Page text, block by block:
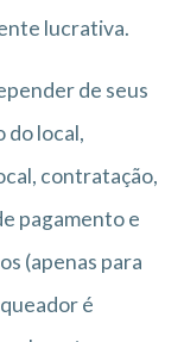
lucrativa.
de seus
do local,
contratação,
pagamento e
(apenas para
é